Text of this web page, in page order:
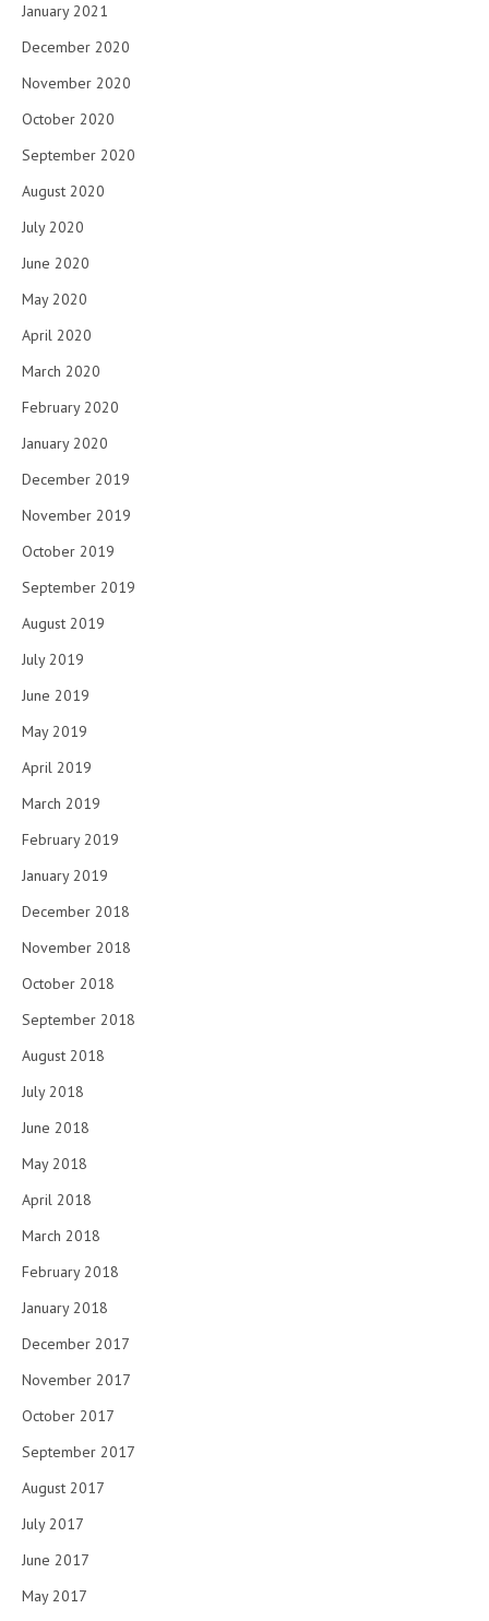
January 2021
December 2020
November 2020
October 2020
September 2020
August 2020
July 2020
June 2020
May 2020
April 2020
March 2020
February 2020
January 2020
December 2019
November 2019
October 2019
September 2019
August 2019
July 2019
June 2019
May 2019
April 2019
March 2019
February 2019
January 2019
December 2018
November 2018
October 2018
September 2018
August 2018
July 2018
June 2018
May 2018
April 2018
March 2018
February 2018
January 2018
December 2017
November 2017
October 2017
September 2017
August 2017
July 2017
June 2017
May 2017